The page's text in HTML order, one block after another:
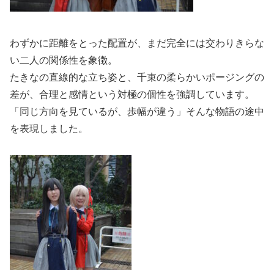
わずかに距離をとった配置が、まだ完全には交わりきらな
い二人の関係性を象徴。
たきなの直線的な立ち姿と、千束の柔らかいポージングの
差が、合理と感情という対極の個性を強調しています。
「同じ方向を見ているが、歩幅が違う」そんな物語の途中
を表現しました。